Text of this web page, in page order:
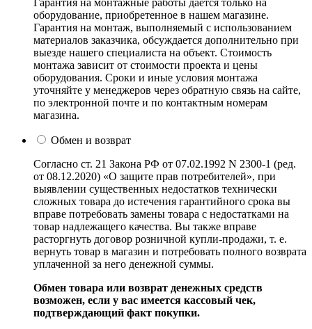
оборудование, приобретенное в нашем магазине.
Гарантия на монтаж, выполняемый с использованием
материалов заказчика, обсуждается дополнительно при
выезде нашего специалиста на объект. Стоимость
монтажа зависит от стоимости проекта и цены
оборудования. Сроки и иные условия монтажа
уточняйте у менеджеров через обратную связь на сайте,
по электронной почте и по контактным номерам
магазина.
Обмен и возврат
Согласно ст. 21 Закона РФ от 07.02.1992 N 2300-1 (ред.
от 08.12.2020) «О защите прав потребителей», при
выявлении существенных недостатков технически
сложных товара до истечения гарантийного срока вы
вправе потребовать замены товара с недостатками на
товар надлежащего качества. Вы также вправе
расторгнуть договор розничной купли-продажи, т. е.
вернуть товар в магазин и потребовать полного возврата
уплаченной за него денежной суммы.
Обмен товара или возврат денежных средств
возможен, если у вас имеется кассовый чек,
подтверждающий факт покупки.